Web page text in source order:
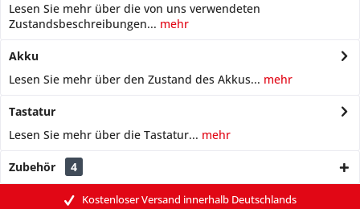
Lesen Sie mehr über die von uns verwendeten
Zustandsbeschreibungen... mehr
Akku
Lesen Sie mehr über den Zustand des Akkus... mehr
Tastatur
Lesen Sie mehr über die Tastatur... mehr
Zubehör 4
Kostenloser Versand innerhalb Deutschlands